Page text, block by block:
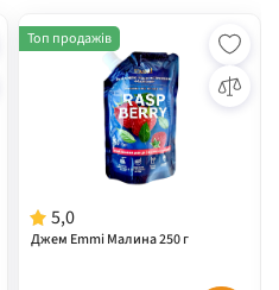
5,0
Джем Emmi Малина 250 г
Топ продажів